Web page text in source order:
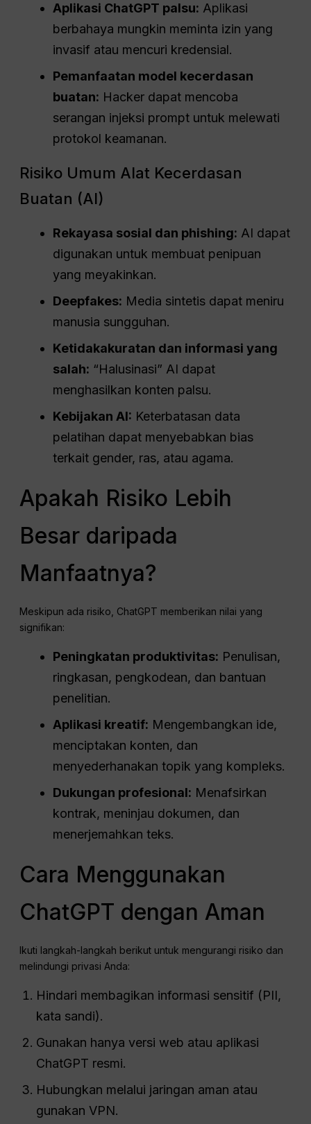
Aplikasi ChatGPT palsu: Aplikasi
berbahaya mungkin meminta izin yang
invasif atau mencuri kredensial.
Pemanfaatan model kecerdasan
buatan: Hacker dapat mencoba
serangan injeksi prompt untuk melewati
protokol keamanan.
Risiko Umum Alat Kecerdasan
Buatan (AI)
Rekayasa sosial dan phishing: AI dapat
digunakan untuk membuat penipuan
yang meyakinkan.
Deepfakes: Media sintetis dapat meniru
manusia sungguhan.
Ketidakakuratan dan informasi yang
salah: “Halusinasi” AI dapat
menghasilkan konten palsu.
Kebijakan AI: Keterbatasan data
pelatihan dapat menyebabkan bias
terkait gender, ras, atau agama.
Apakah Risiko Lebih
Besar daripada
Manfaatnya?
Meskipun ada risiko, ChatGPT memberikan nilai yang
signifikan:
Peningkatan produktivitas: Penulisan,
ringkasan, pengkodean, dan bantuan
penelitian.
Aplikasi kreatif: Mengembangkan ide,
menciptakan konten, dan
menyederhanakan topik yang kompleks.
Dukungan profesional: Menafsirkan
kontrak, meninjau dokumen, dan
menerjemahkan teks.
Cara Menggunakan
ChatGPT dengan Aman
Ikuti langkah-langkah berikut untuk mengurangi risiko dan
melindungi privasi Anda:
Hindari membagikan informasi sensitif (PII,
kata sandi).
Gunakan hanya versi web atau aplikasi
ChatGPT resmi.
Hubungkan melalui jaringan aman atau
gunakan VPN.